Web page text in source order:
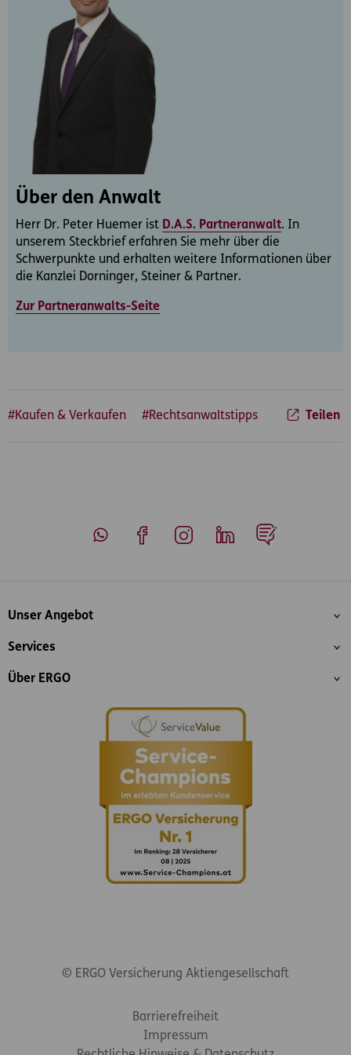
Über den Anwalt
Herr Dr. Peter Huemer ist D.A.S. Partneranwalt. In
unserem Steckbrief erfahren Sie mehr über die
Schwerpunkte und erhalten weitere Informationen über
die Kanzlei Dorninger, Steiner & Partner.
Zur Partneranwalts-Seite
#Kaufen & Verkaufen #Rechtsanwaltstipps Teilen
Inhaltsübersicht
Unser Angebot
Services
Über ERGO
© ERGO Versicherung Aktiengesellschaft
Barrierefreiheit
Impressum